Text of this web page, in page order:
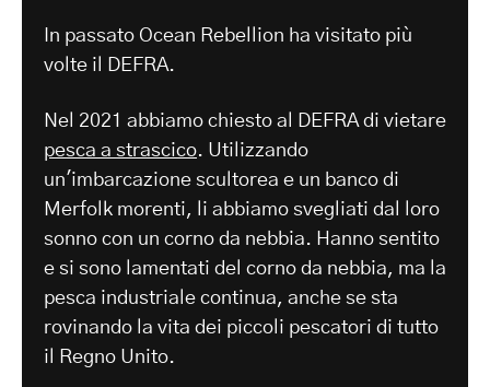
In passato Ocean Rebellion ha visitato più
volte il DEFRA.
Nel 2021 abbiamo chiesto al DEFRA di vietare
pesca a strascico. Utilizzando
un'imbarcazione scultorea e un banco di
Merfolk morenti, li abbiamo svegliati dal loro
sonno con un corno da nebbia. Hanno sentito
e si sono lamentati del corno da nebbia, ma la
pesca industriale continua, anche se sta
rovinando la vita dei piccoli pescatori di tutto
il Regno Unito.